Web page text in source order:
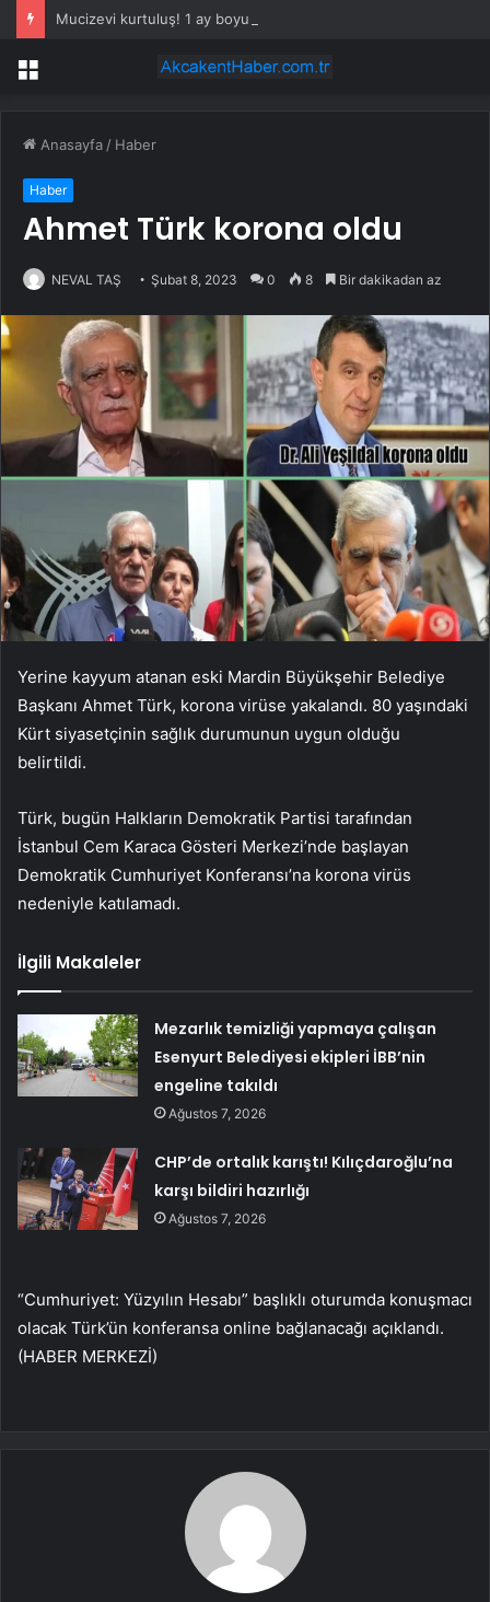
Menü
Anasayfa / Haber
Haber
Ahmet Türk korona oldu
NEVAL TAŞ Şubat 8, 2023 0 8 Bir dakikadan az
Yerine kayyum atanan eski Mardin Büyükşehir Belediye
Başkanı Ahmet Türk, korona virüse yakalandı. 80 yaşındaki
Kürt siyasetçinin sağlık durumunun uygun olduğu
belirtildi.
Türk, bugün Halkların Demokratik Partisi tarafından
İstanbul Cem Karaca Gösteri Merkezi’nde başlayan
Demokratik Cumhuriyet Konferansı’na korona virüs
nedeniyle katılamadı.
İlgili Makaleler
Mezarlık temizliği yapmaya çalışan
Esenyurt Belediyesi ekipleri İBB’nin
engeline takıldı
Ağustos 7, 2026
CHP’de ortalık karıştı! Kılıçdaroğlu’na
karşı bildiri hazırlığı
Ağustos 7, 2026
“Cumhuriyet: Yüzyılın Hesabı” başlıklı oturumda konuşmacı
olacak Türk’ün konferansa online bağlanacağı açıklandı.
(HABER MERKEZİ)